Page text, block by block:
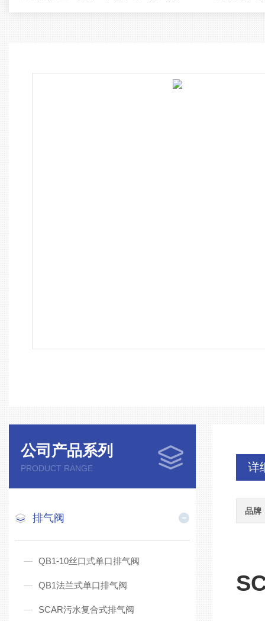
公司产品系列
PRODUCT RANGE
排气阀
QB1-10丝口式单口排气阀
QB1法兰式单口排气阀
SCAR污水复合式排气阀
详
品牌